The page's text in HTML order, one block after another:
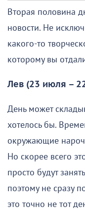
Вторая половина
новости. Не
какого-то
которому вы
Лев (23 июля –
День может
хотелось бы.
окружающие
Но скорее всего
просто будут
поэтому не сразу
это точно не тот